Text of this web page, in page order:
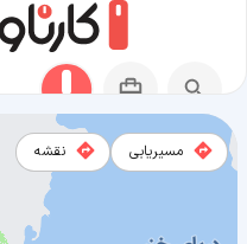
مسیریابی نقشه
مسیر کلوان به ارومیه